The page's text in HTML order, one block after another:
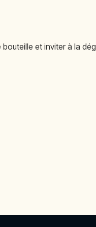
et inviter à la